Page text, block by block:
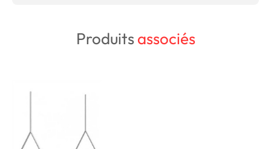
Produitsassociés